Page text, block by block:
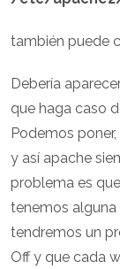
también puede
Debería
que haga caso
Podemos
y así apache
problema es
tenemos
tendremos un
Off y que cada